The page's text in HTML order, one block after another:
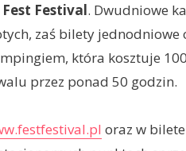
Fest Festival. Dwudniowe
zaś bilety jednodniowe
która kosztuje
przez ponad 50 godzin.
oraz w